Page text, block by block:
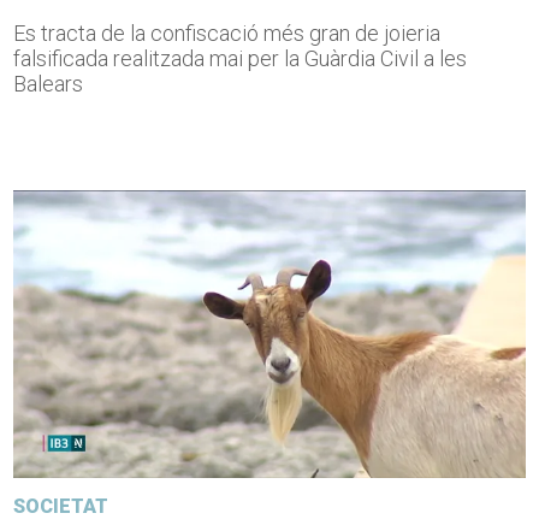
Es tracta de la confiscació més gran de joieria
falsificada realitzada mai per la Guàrdia Civil a les
Balears
SOCIETAT